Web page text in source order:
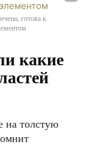
готова к
какие
на толстую